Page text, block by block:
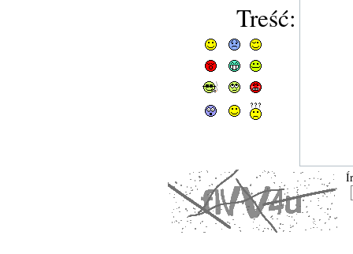
Treść: